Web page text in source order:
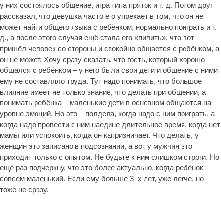
у них состоялось общение, игра типа пряток и т. д. Потом друг
рассказал, что девушка часто его упрекает в том, что он не
может найти общего языка с ребёнком, нормально поиграть и т.
д., а после этого случая ещё стала его «пилить», что вот
пришёл человек со стороны и спокойно общается с ребёнком, а
он не может. Хочу сразу сказать, что гость, который хорошо
общался с ребёнком – у него были свои дети и общение с ними
ему не составляло труда. Тут надо понимать, что большое
влияние имеет не только знание, что делать при общении, а
понимать ребёнка – маленькие дети в основном общаются на
уровне эмоций. Но это – полдела, когда надо с ним поиграть, а
когда надо провести с ним наедине длительное время, когда нет
мамы или успокоить, когда он капризничает. Что делать, у
женщин это записано в подсознании, а вот у мужчин это
приходит только с опытом. Не будьте к ним слишком строги. Но
ещё раз подчеркну, что это более актуально, когда ребёнок
совсем маленький. Если ему больше 3–х лет, уже легче, но
тоже не сразу.